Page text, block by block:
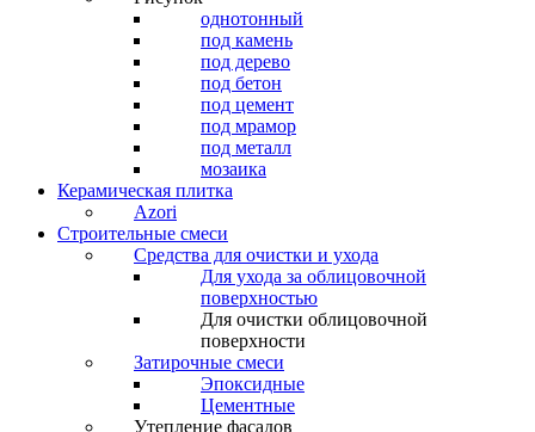
однотонный
под камень
под дерево
под бетон
под цемент
под мрамор
под металл
мозаика
Керамическая плитка
Azori
Строительные смеси
Средства для очистки и ухода
Для ухода за облицовочной
поверхностью
Для очистки облицовочной
поверхности
Затирочные смеси
Эпоксидные
Цементные
Утепление фасадов